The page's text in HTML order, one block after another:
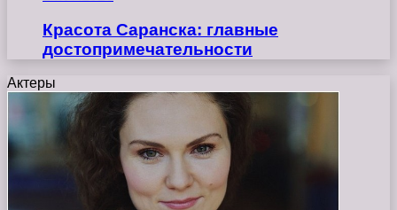
Красота Саранска: главные
достопримечательности
Актеры